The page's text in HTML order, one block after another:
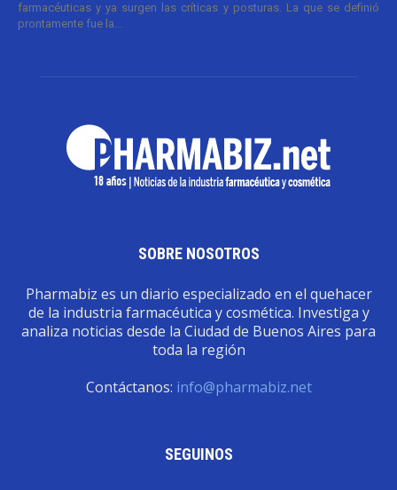
farmacéuticas y ya surgen las críticas y posturas. La que se definió
prontamente fue la...
SOBRE NOSOTROS
Pharmabiz es un diario especializado en el quehacer
de la industria farmacéutica y cosmética. Investiga y
analiza noticias desde la Ciudad de Buenos Aires para
toda la región
Contáctanos: info@pharmabiz.net
SEGUINOS